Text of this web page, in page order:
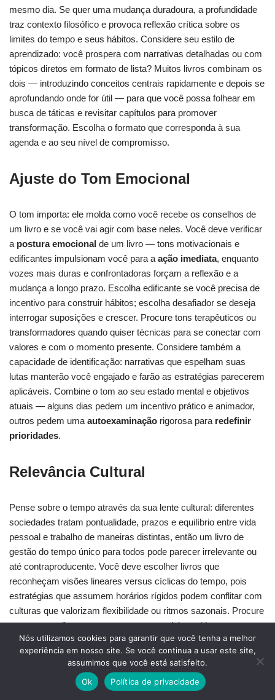
mesmo dia. Se quer uma mudança duradoura, a profundidade
traz contexto filosófico e provoca reflexão crítica sobre os
limites do tempo e seus hábitos. Considere seu estilo de
aprendizado: você prospera com narrativas detalhadas ou com
tópicos diretos em formato de lista? Muitos livros combinam os
dois — introduzindo conceitos centrais rapidamente e depois se
aprofundando onde for útil — para que você possa folhear em
busca de táticas e revisitar capítulos para promover
transformação. Escolha o formato que corresponda à sua
agenda e ao seu nível de compromisso.
Ajuste do Tom Emocional
O tom importa: ele molda como você recebe os conselhos de
um livro e se você vai agir com base neles. Você deve verificar
a postura emocional de um livro — tons motivacionais e
edificantes impulsionam você para a ação imediata, enquanto
vozes mais duras e confrontadoras forçam a reflexão e a
mudança a longo prazo. Escolha edificante se você precisa de
incentivo para construir hábitos; escolha desafiador se deseja
interrogar suposições e crescer. Procure tons terapêuticos ou
transformadores quando quiser técnicas para se conectar com
valores e com o momento presente. Considere também a
capacidade de identificação: narrativas que espelham suas
lutas manterão você engajado e farão as estratégias parecerem
aplicáveis. Combine o tom ao seu estado mental e objetivos
atuais — alguns dias pedem um incentivo prático e animador,
outros pedem uma autoexaminação rigorosa para redefinir
prioridades.
Relevância Cultural
Pense sobre o tempo através da sua lente cultural: diferentes
sociedades tratam pontualidade, prazos e equilíbrio entre vida
pessoal e trabalho de maneiras distintas, então um livro de
gestão do tempo único para todos pode parecer irrelevante ou
até contraproducente. Você deve escolher livros que
reconheçam visões lineares versus cíclicas do tempo, pois
estratégias que assumem horários rígidos podem conflitar com
culturas que valorizam flexibilidade ou ritmos sazonais. Procure
autores que discutam como normas sociais moldam
priorização de tarefas e expectativas de carga de trabalho, e
que incluam exemplos de várias regiões. Isso ajuda você a
adaptar técnicas aos costumes locais. Preste atenção a
capítulos sobre pontualidade e prazos — se eles não
Nós utilizamos cookies para garantir que você tenha a melhor
experiência em nosso site. Se você continua a usar este site,
assumimos que você está satisfeito.
Ok
Política de privacidade